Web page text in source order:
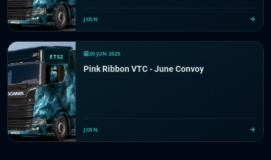
JOIN
ETS2 20 JUN 2025
Pink Ribbon VTC - June Convoy
JOIN